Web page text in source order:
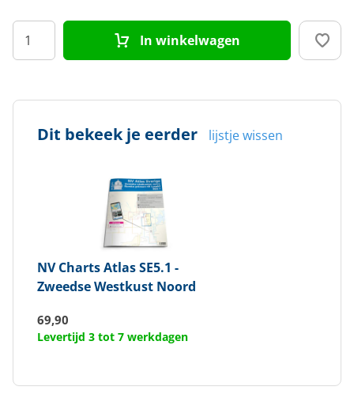
In winkelwagen
Dit bekeek je eerder lijstje wissen
NV ChartsAtlas SE5.1 -
Zweedse Westkust Noord
69,90
Levertijd 3 tot 7 werkdagen